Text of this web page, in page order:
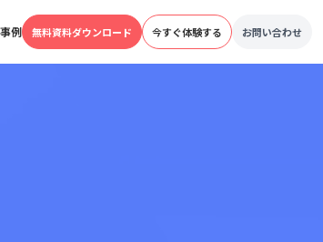
例 無料資料ダウンロード 今すぐ体験する お問い合わせ